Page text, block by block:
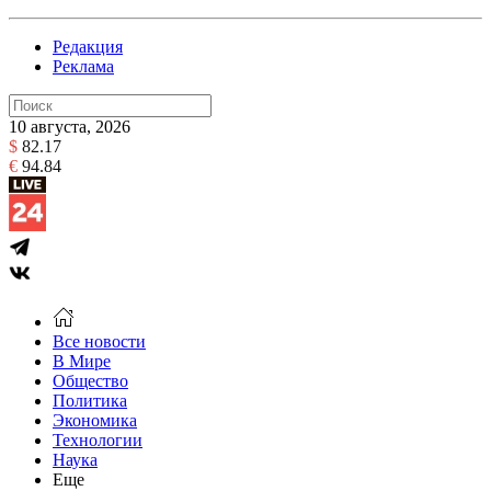
Редакция
Реклама
10 августа, 2026
$ 82.17
€ 94.84
Все новости
В Мире
Общество
Политика
Экономика
Технологии
Наука
Еще